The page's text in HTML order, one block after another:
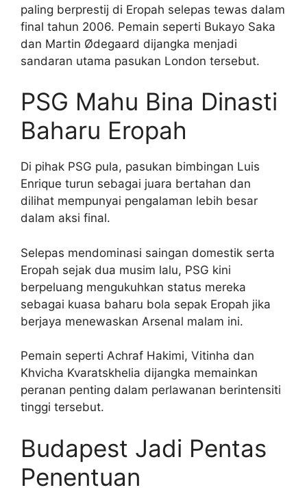
paling berprestij di Eropah selepas tewas dalam
final tahun 2006. Pemain seperti Bukayo Saka
dan Martin Ødegaard dijangka menjadi
sandaran utama pasukan London tersebut.
PSG Mahu Bina Dinasti
Baharu Eropah
Di pihak PSG pula, pasukan bimbingan Luis
Enrique turun sebagai juara bertahan dan
dilihat mempunyai pengalaman lebih besar
dalam aksi final.
Selepas mendominasi saingan domestik serta
Eropah sejak dua musim lalu, PSG kini
berpeluang mengukuhkan status mereka
sebagai kuasa baharu bola sepak Eropah jika
berjaya menewaskan Arsenal malam ini.
Pemain seperti Achraf Hakimi, Vitinha dan
Khvicha Kvaratskhelia dijangka memainkan
peranan penting dalam perlawanan berintensiti
tinggi tersebut.
Budapest Jadi Pentas
Penentuan